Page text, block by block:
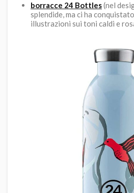
borracce 24 Bottles(nel
splendide, ma ci ha
illustrazioni sui toni caldi e